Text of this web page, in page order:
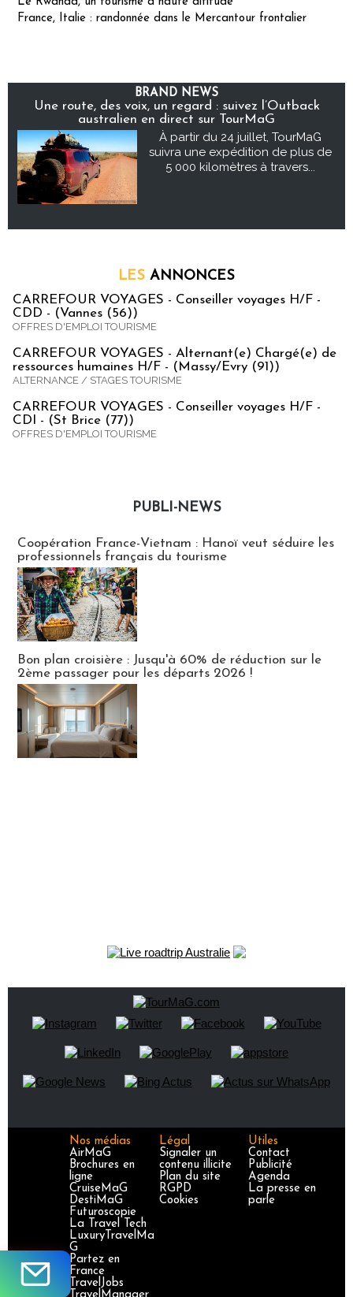
France, Italie : randonnée dans le Mercantour frontalier
BRAND NEWS
Une route, des voix, un regard : suivez l’Outback
australien en direct sur TourMaG
À partir du 24 juillet, TourMaG
suivra une expédition de plus de
5 000 kilomètres à travers...
LES ANNONCES
CARREFOUR VOYAGES - Conseiller voyages H/F -
CDD - (Vannes (56))
OFFRES D'EMPLOI TOURISME
CARREFOUR VOYAGES - Alternant(e) Chargé(e) de
ressources humaines H/F - (Massy/Evry (91))
ALTERNANCE / STAGES TOURISME
CARREFOUR VOYAGES - Conseiller voyages H/F -
CDI - (St Brice (77))
OFFRES D'EMPLOI TOURISME
PUBLI-NEWS
Coopération France-Vietnam : Hanoï veut séduire les
professionnels français du tourisme
Bon plan croisière : Jusqu'à 60% de réduction sur le
2ème passager pour les départs 2026 !
Nos médias
AirMaG
Brochures en
ligne
CruiseMaG
DestiMaG
Futuroscopie
La Travel Tech
LuxuryTravelMa
G
Partez en
France
TravelJobs
Légal
Signaler un
contenu illicite
Plan du site
RGPD
Cookies
Utiles
Contact
Publicité
Agenda
La presse en
parle